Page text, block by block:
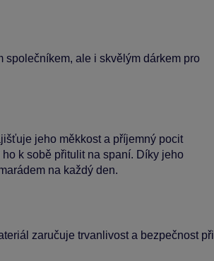
společníkem, ale i skvělým dárkem pro
jeho měkkost a příjemný pocit
k sobě přitulit na spaní. Díky jeho
na každý den.
zaručuje trvanlivost a bezpečnost při